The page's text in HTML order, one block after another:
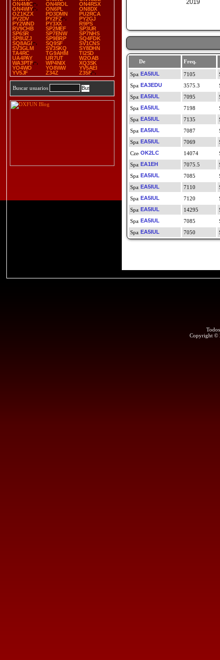
ON4MIC
ON4ROL
ON4RSX
ON4WIY
ON6PL
ON8DX
OZ1KZX
PD3DMN
PU2RCA
PY2DV
PY2FZ
PY2GJ
PY2WND
PY3XX
R9PS
RV9CHB
SP2MEF
SP3UR
SP6SR
SP7ENW
SP7NHS
SP8UZJ
SP9BRP
SQ4FDK
SQ8AGI
SQ9SF
SV1CNS
SV3GLM
SV3SKQ
SY8DHN
TA4RC
TG9AHM
TI2SD
UA4PAY
UR7UT
W2OAB
WA3PTF
WP4NIX
XQ3SK
YO4WO
YO8WW
YV5AEI
YV5JF
Z34Z Z35F
Buscar usuarios
2019
De Freq.
EA5IUL
7105
EA3EDU
3575.3
EA5IUL
7095
EA5IUL
7198
EA5IUL
7135
EA5IUL
7087
EA5IUL
7069
OK2LC
14074
EA1EH
7075.5
EA5IUL
7085
EA5IUL
7110
EA5IUL
7120
EA5IUL
14295
EA5IUL
7085
EA5IUL
7050
Copyright ©